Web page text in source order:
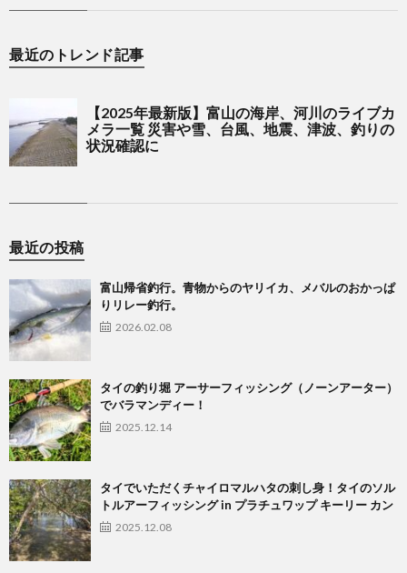
最近のトレンド記事
最近の投稿
富山帰省釣行。青物からのヤリイカ、メバルのおかっぱ
りリレー釣行。
2026.02.08
タイの釣り堀 アーサーフィッシング（ノーンアーター）
でバラマンディー！
2025.12.14
タイでいただくチャイロマルハタの刺し身！タイのソル
トルアーフィッシング in プラチュワップ キーリー カン
2025.12.08